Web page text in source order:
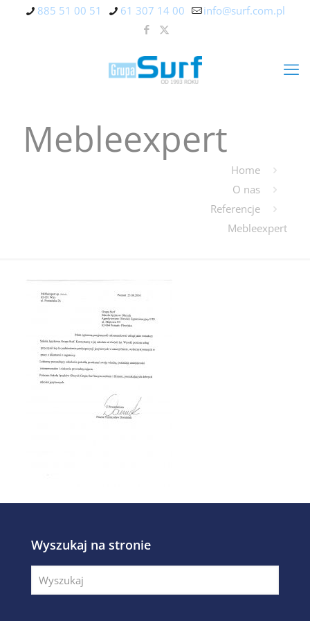
885 51 00 51 61 307 14 00 info@surf.com.pl
Mebleexpert
Home
O nas
Referencje
Mebleexpert
Wyszukaj na stronie